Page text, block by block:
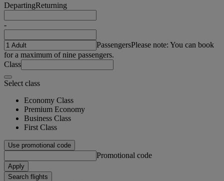
DepartingReturning
-
PassengersPlease note: You can book
for a maximum of nine passengers.
Class
Select class
Economy Class
Premium Economy
Business Class
First Class
Use promotional code
Promotional code
Apply
Search flights